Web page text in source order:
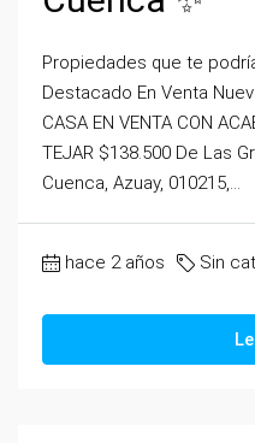
Propiedades que te
Destacado En Venta
CASA EN VENTA CON
TEJAR $138.500 De Las
Cuenca, Azuay, 010215,...
hace 2 años Sin